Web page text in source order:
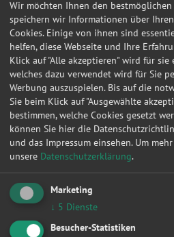
SUV /
Transporter
ca. 60–100 €
Tipp: Beim Reifenwechsel ist oft
sinnvoll, um Unwuchten zu
zu erhalten.
Reifenwechsel in der
Werkstatt passt zu dir?
Du kannst deine Reifen bei vielen
bei großen Ketten wie ATU oder
lassen. Freie Werkstätten bieten
flexiblere Termine. Große Ketten
Online-Buchungssysteme mit
Wir möchten Ihnen den bestmöglichen
speichern wir Informationen über
Cookies. Einige von ihnen sind
helfen, diese Webseite und Ihre
Klick auf "Alle akzeptieren" wird für
welches dazu verwendet wird für Sie
Werbung auszuspielen. Bis auf die
Sie beim Klick auf "Ausgewählte
bestimmen, welche Cookies gesetzt
können Sie hier die
und das Impressum einsehen. Um
unsere Datenschutzerklärung.
Marketing
↓ 5 Dienste
Besucher-Statistiken